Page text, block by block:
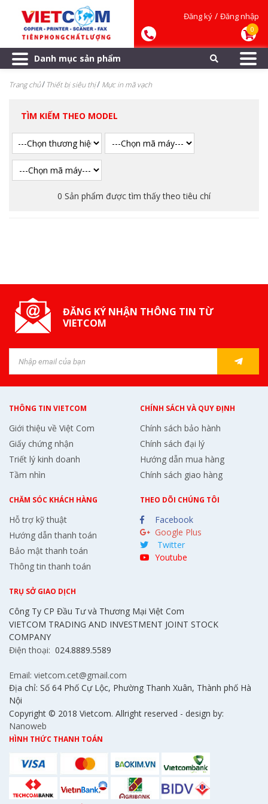
Đăng ký / Đăng nhập
0
Danh mục sản phẩm
Trang chủ Thiết bị siêu thị Mực in mã vạch
TÌM KIẾM THEO MODEL
0 Sản phẩm được tìm thấy theo tiêu chí
ĐĂNG KÝ NHẬN THÔNG TIN TỪ
VIETCOM
THÔNG TIN VIETCOM
Giới thiệu về Việt Com
Giấy chứng nhận
Triết lý kinh doanh
Tầm nhìn
CHÍNH SÁCH VÀ QUY ĐỊNH
Chính sách bảo hành
Chính sách đại lý
Hướng dẫn mua hàng
Chính sách giao hàng
CHĂM SÓC KHÁCH HÀNG
Hỗ trợ kỹ thuật
Hướng dẫn thanh toán
Bảo mật thanh toán
Thông tin thanh toán
THEO DÕI CHÚNG TÔI
Facebook
Google Plus
Twitter
Youtube
TRỤ SỞ GIAO DỊCH
Công Ty CP Đầu Tư và Thương Mại Việt Com
VIETCOM TRADING AND INVESTMENT JOINT STOCK
COMPANY
Điện thoại: 024.8889.5589
Email: vietcom.cet@gmail.com
Địa chỉ: Số 64 Phố Cự Lộc, Phường Thanh Xuân, Thành phố Hà
Nội
Copyright © 2018 Vietcom. Allright reserved - design by:
Nanoweb
HÌNH THỨC THANH TOÁN